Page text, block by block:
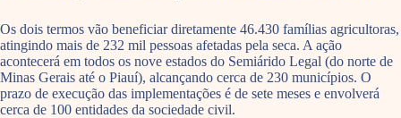
Os dois termos vão beneficiar diretamente 46.430 famílias agricultoras,
atingindo mais de 232 mil pessoas afetadas pela seca. A ação
acontecerá em todos os nove estados do Semiárido Legal (do norte de
Minas Gerais até o Piauí), alcançando cerca de 230 municípios. O
prazo de execução das implementações é de sete meses e envolverá
cerca de 100 entidades da sociedade civil.